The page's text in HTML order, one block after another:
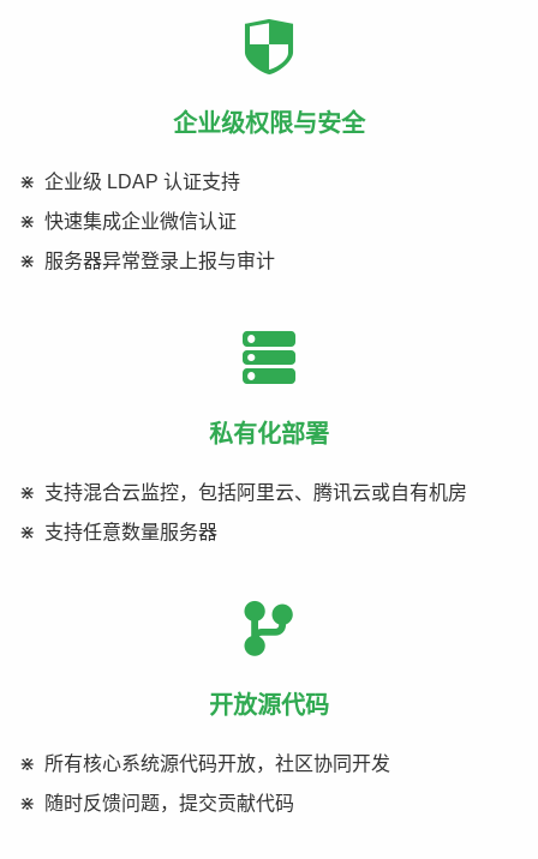
企业级权限与安全
企业级 LDAP 认证支持
快速集成企业微信认证
服务器异常登录上报与审计
私有化部署
支持混合云监控，包括阿里云、腾讯云或自有机房
支持任意数量服务器
开放源代码
所有核心系统源代码开放，社区协同开发
随时反馈问题，提交贡献代码